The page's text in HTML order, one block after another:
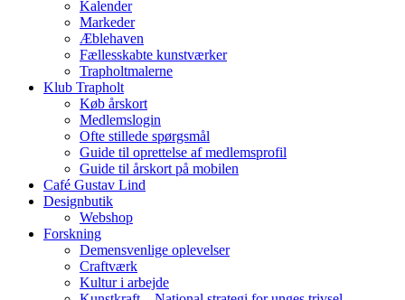
Kalender
Markeder
Æblehaven
Fællesskabte kunstværker
Trapholtmalerne
Klub Trapholt
Køb årskort
Medlemslogin
Ofte stillede spørgsmål
Guide til oprettelse af medlemsprofil
Guide til årskort på mobilen
Café Gustav Lind
Designbutik
Webshop
Forskning
Demensvenlige oplevelser
Craftværk
Kultur i arbejde